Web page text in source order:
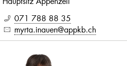
071 788 88 35
myrta.inauen@appkb.ch